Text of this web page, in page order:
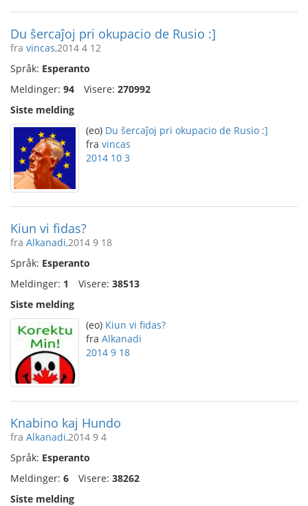
Du ŝercaĵoj pri okupacio de Rusio :]
fra vincas,2014 4 12
Språk: Esperanto
Meldinger: 94 Visere: 270992
Siste melding
(eo) Du ŝercaĵoj pri okupacio de Rusio :]
fra vincas
2014 10 3
Kiun vi fidas?
fra Alkanadi,2014 9 18
Språk: Esperanto
Meldinger: 1 Visere: 38513
Siste melding
(eo) Kiun vi fidas?
fra Alkanadi
2014 9 18
Knabino kaj Hundo
fra Alkanadi,2014 9 4
Språk: Esperanto
Meldinger: 6 Visere: 38262
Siste melding